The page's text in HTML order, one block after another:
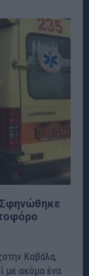
Καβάλα,
με ακόμα ένα